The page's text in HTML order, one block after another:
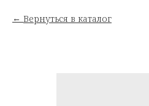
Вернуться в каталог